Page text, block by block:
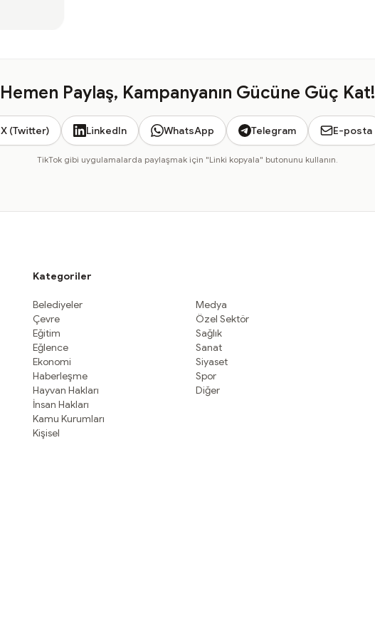
Hemen Paylaş, Kampanyanın Gücüne Güç Kat!
X (Twitter) LinkedIn WhatsApp Telegram E-posta
TikTok gibi uygulamalarda paylaşmak için "Linki kopyala" butonunu kullanın.
Kategoriler
Belediyeler
Çevre
Eğitim
Eğlence
Ekonomi
Haberleşme
Hayvan Hakları
İnsan Hakları
Kamu Kurumları
Kişisel
Medya
Özel Sektör
Sağlık
Sanat
Siyaset
Spor
Diğer